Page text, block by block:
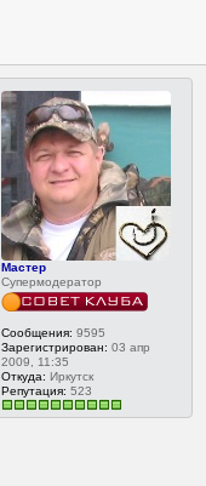
Мастер
Супермодератор
Сообщения: 9595
Зарегистрирован: 03 апр
2009, 11:35
Откуда: Иркутск
Репутация: 523